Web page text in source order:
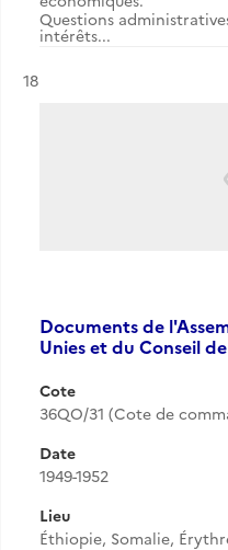
Questions
intérêts...
Résultat n°
18
Documents de
Unies et du Conseil
Cote
36QO/31 (Cote de
Date
1949-1952
Lieu
Éthiopie, Somalie,